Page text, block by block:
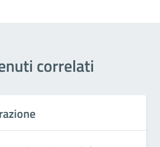
correlati